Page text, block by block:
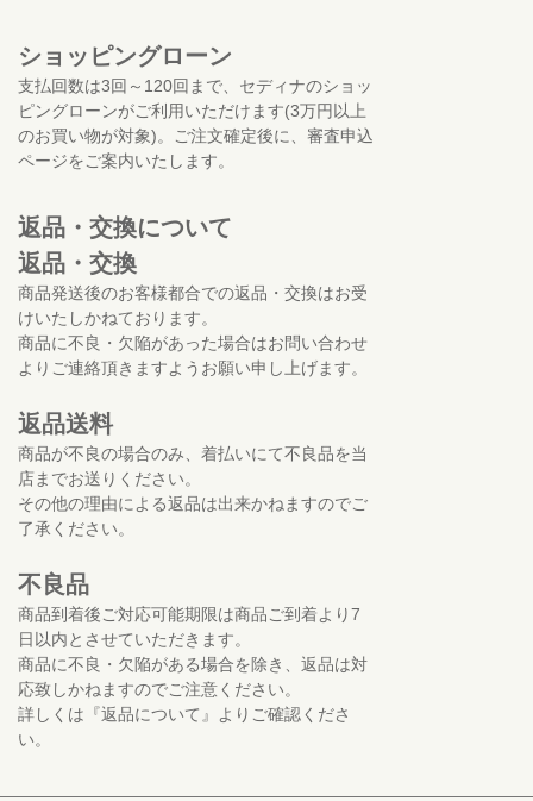
ショッピングローン
支払回数は3回～120回まで、セディナのショッ
ピングローンがご利用いただけます(3万円以上
のお買い物が対象)。ご注文確定後に、審査申込
ページをご案内いたします。
返品・交換について
返品・交換
商品発送後のお客様都合での返品・交換はお受
けいたしかねております。
商品に不良・欠陥があった場合はお問い合わせ
よりご連絡頂きますようお願い申し上げます。
返品送料
商品が不良の場合のみ、着払いにて不良品を当
店までお送りください。
その他の理由による返品は出来かねますのでご
了承ください。
不良品
商品到着後ご対応可能期限は商品ご到着より7
日以内とさせていただきます。
商品に不良・欠陥がある場合を除き、返品は対
応致しかねますのでご注意ください。
詳しくは『返品について』よりご確認くださ
い。